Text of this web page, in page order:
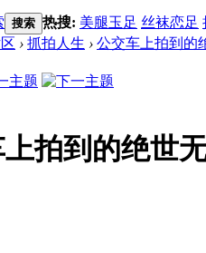
搜索 热搜: 美腿玉足 丝袜恋足
› 抓拍人生 › 公交车上拍到的
拍到的绝世